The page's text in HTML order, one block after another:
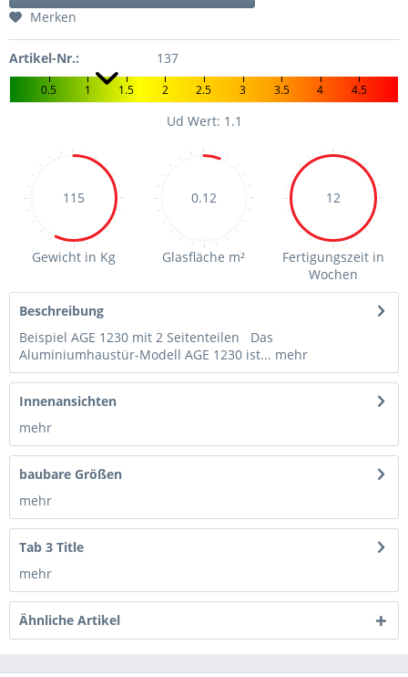
Merken
Artikel-Nr.: 137
0.5 1 1.5 2 2.5 3 3.5 4 4.5
Ud Wert: 1.1
115
Gewicht in Kg
0.12
Glasfläche m²
12
Fertigungszeit in
Wochen
Beschreibung
Beispiel AGE 1230 mit 2 Seitenteilen Das
Aluminiumhaustür-Modell AGE 1230 ist... mehr
Innenansichten
mehr
baubare Größen
mehr
Tab 3 Title
mehr
Ähnliche Artikel